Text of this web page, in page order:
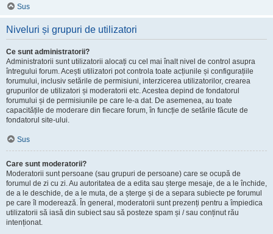
Sus
Niveluri și grupuri de utilizatori
Ce sunt administratorii?
Administratorii sunt utilizatorii alocați cu cel mai înalt nivel de control asupra
întregului forum. Acești utilizatori pot controla toate acțiunile și configurațiile
forumului, inclusiv setările de permisiuni, interzicerea utilizatorilor, crearea
grupurilor de utilizatori și moderatorii etc. Acestea depind de fondatorul
forumului și de permisiunile pe care le-a dat. De asemenea, au toate
capacitățile de moderare din fiecare forum, în funcție de setările făcute de
fondatorul site-ului.
Sus
Care sunt moderatorii?
Moderatorii sunt persoane (sau grupuri de persoane) care se ocupă de
forumul de zi cu zi. Au autoritatea de a edita sau șterge mesaje, de a le închide,
de a le deschide, de a le muta, de a șterge și de a separa subiecte pe forumul
pe care îl moderează. În general, moderatorii sunt prezenți pentru a împiedica
utilizatorii să iasă din subiect sau să posteze spam și / sau conținut rău
intenționat.